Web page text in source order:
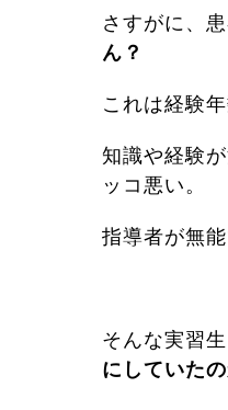
さすがに、
ん？
これは経験
知識や経験
ッコ悪い。
指導者が無
そんな実習
にしていたの